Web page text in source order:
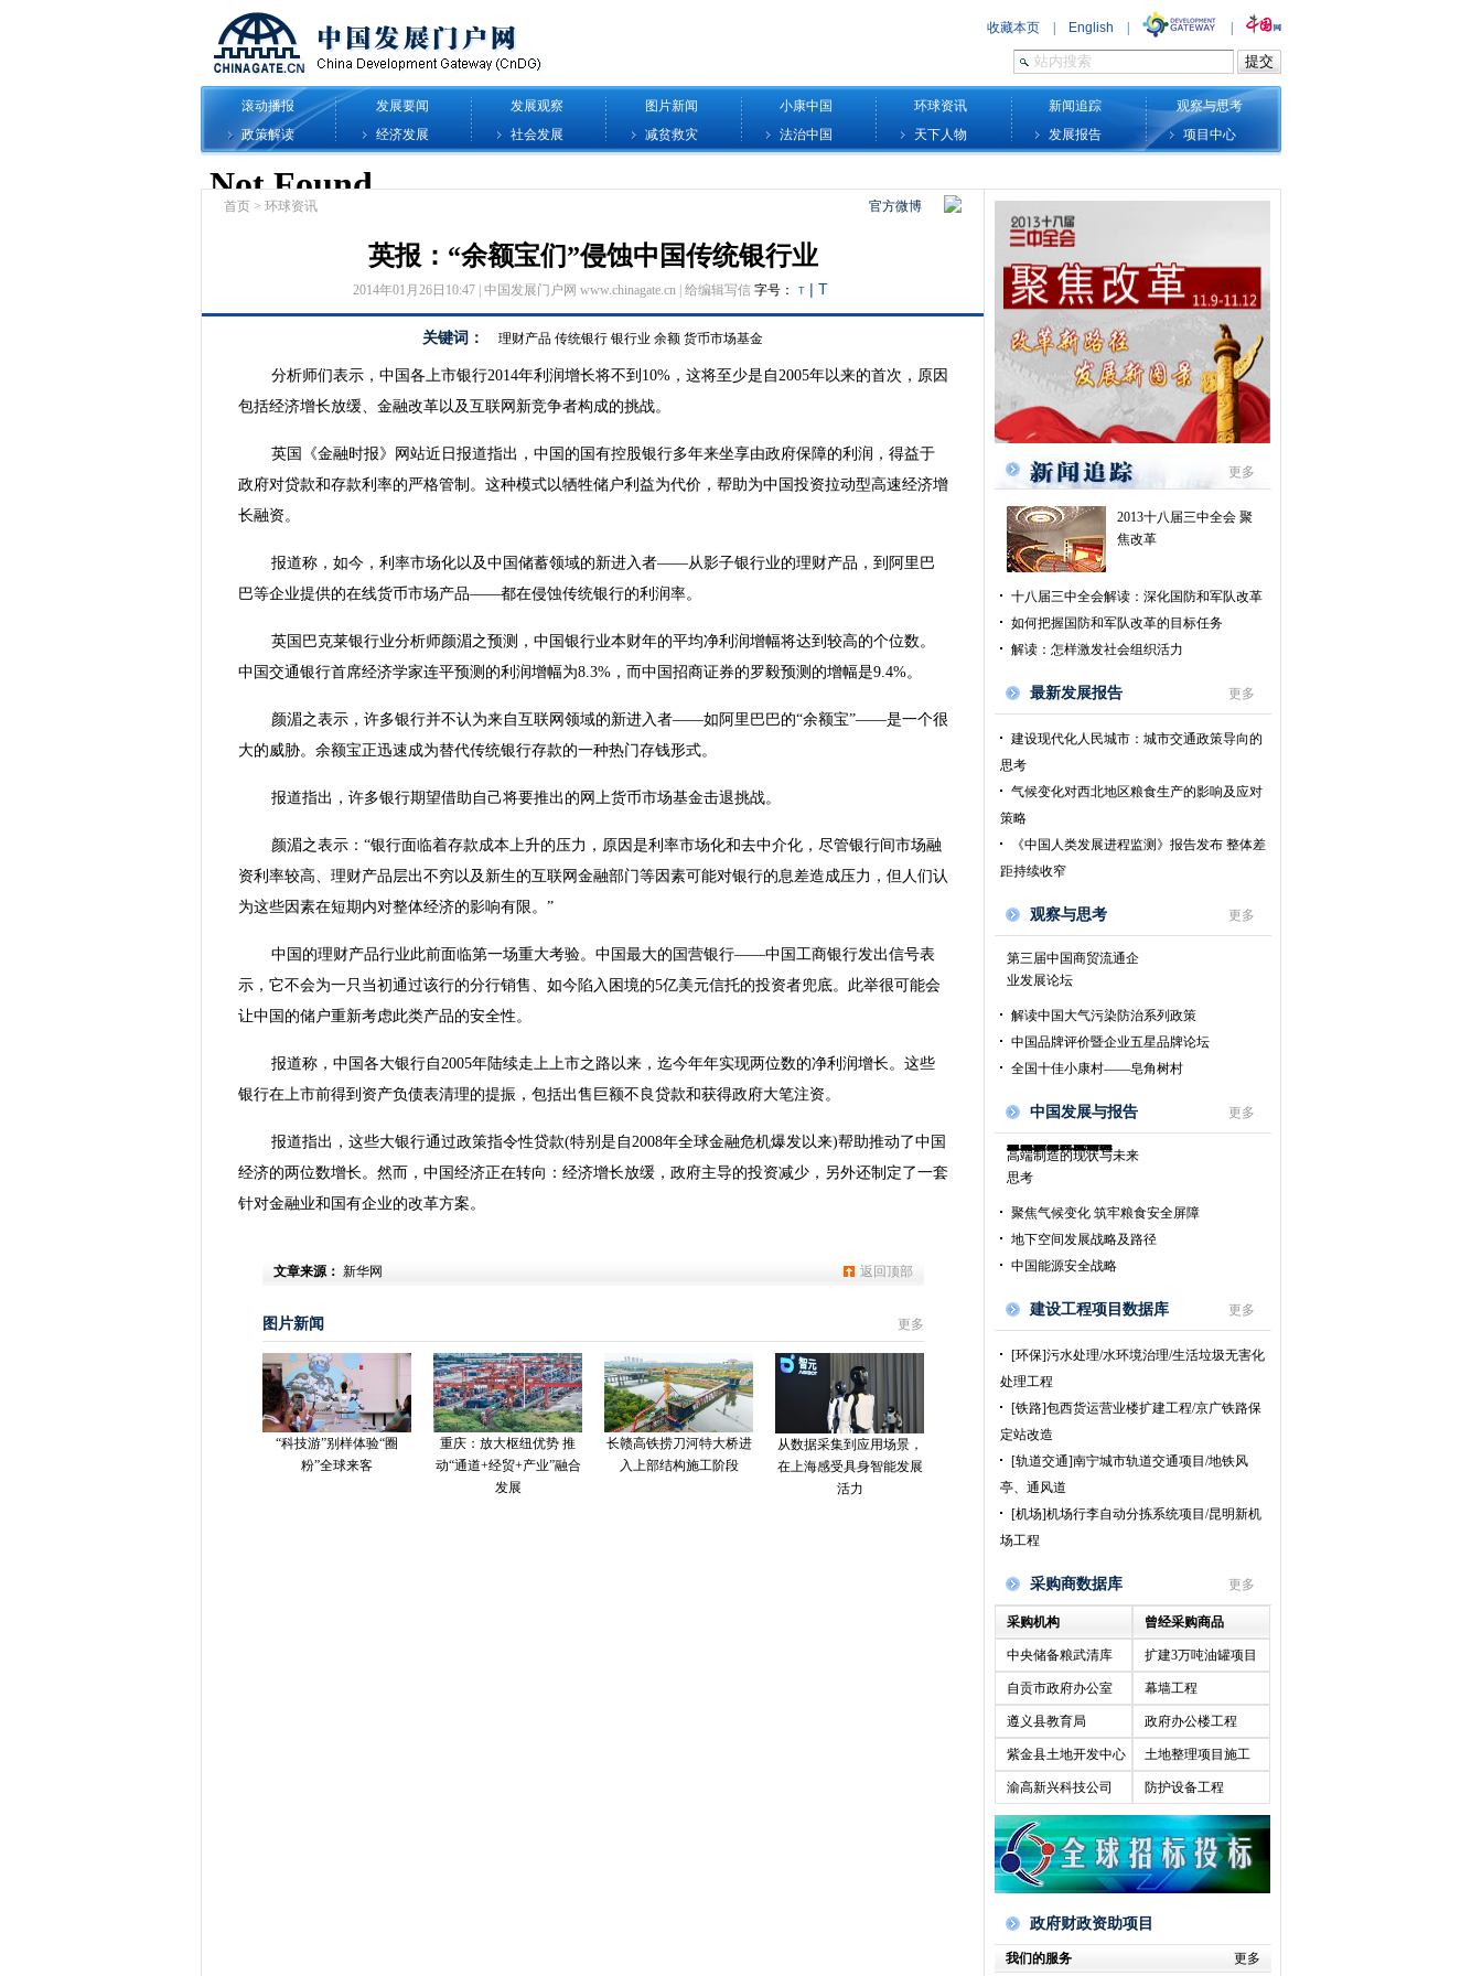
滚动播报 发展要闻 发展观察 图片新闻 小康中国 环球资讯 新闻追踪
观察与思考
政策解读
经济发展 社会发展 减贫救灾 法治中国 天下人物 发展报告 项目中心
官方微博
首页 > 环球资讯
英报：“余额宝们”侵蚀中国传统银行业
2014年01月26日10:47 | 中国发展门户网 www.chinagate.cn | 给编辑写信 字号： T | T
关键词： 理财产品 传统银行 银行业 余额 货币市场基金
分析师们表示，中国各上市银行2014年利润增长将不到10%，这将至少是自2005年以来的首次，原因
包括经济增长放缓、金融改革以及互联网新竞争者构成的挑战。
英国《金融时报》网站近日报道指出，中国的国有控股银行多年来坐享由政府保障的利润，得益于
政府对贷款和存款利率的严格管制。这种模式以牺牲储户利益为代价，帮助为中国投资拉动型高速经济增
长融资。
报道称，如今，利率市场化以及中国储蓄领域的新进入者——从影子银行业的理财产品，到阿里巴
巴等企业提供的在线货币市场产品——都在侵蚀传统银行的利润率。
英国巴克莱银行业分析师颜湄之预测，中国银行业本财年的平均净利润增幅将达到较高的个位数。
中国交通银行首席经济学家连平预测的利润增幅为8.3%，而中国招商证券的罗毅预测的增幅是9.4%。
颜湄之表示，许多银行并不认为来自互联网领域的新进入者——如阿里巴巴的“余额宝”——是一个很
大的威胁。余额宝正迅速成为替代传统银行存款的一种热门存钱形式。
报道指出，许多银行期望借助自己将要推出的网上货币市场基金击退挑战。
颜湄之表示：“银行面临着存款成本上升的压力，原因是利率市场化和去中介化，尽管银行间市场融
资利率较高、理财产品层出不穷以及新生的互联网金融部门等因素可能对银行的息差造成压力，但人们认
为这些因素在短期内对整体经济的影响有限。”
中国的理财产品行业此前面临第一场重大考验。中国最大的国营银行——中国工商银行发出信号表
示，它不会为一只当初通过该行的分行销售、如今陷入困境的5亿美元信托的投资者兜底。此举很可能会
让中国的储户重新考虑此类产品的安全性。
报道称，中国各大银行自2005年陆续走上上市之路以来，迄今年年实现两位数的净利润增长。这些
银行在上市前得到资产负债表清理的提振，包括出售巨额不良贷款和获得政府大笔注资。
报道指出，这些大银行通过政策指令性贷款(特别是自2008年全球金融危机爆发以来)帮助推动了中国
经济的两位数增长。然而，中国经济正在转向：经济增长放缓，政府主导的投资减少，另外还制定了一套
针对金融业和国有企业的改革方案。
返回顶部
文章来源： 新华网